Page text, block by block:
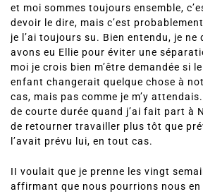
et moi sommes toujours ensemble,
devoir le dire, mais c’est
je l’ai toujours su. Bien entendu, je ne
avons eu Ellie pour éviter une
moi je crois bien m’être demandée si
enfant changerait quelque chose à
cas, mais pas comme je m’y
de courte durée quand j’ai fait part à
de retourner travailler plus tôt que
l’avait prévu lui, en tout cas.
II voulait que je prenne les vingt
affirmant que nous pourrions nous